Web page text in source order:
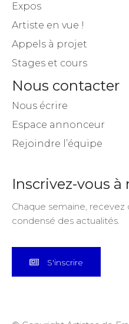
Expos
Artiste en vue !
Appels à projet
Stages et cours
Nous contacter
Nous écrire
Espace annonceur
Rejoindre l’équipe
Inscrivez-vous
Chaque semaine,
condensé des actualités.
S'inscrire